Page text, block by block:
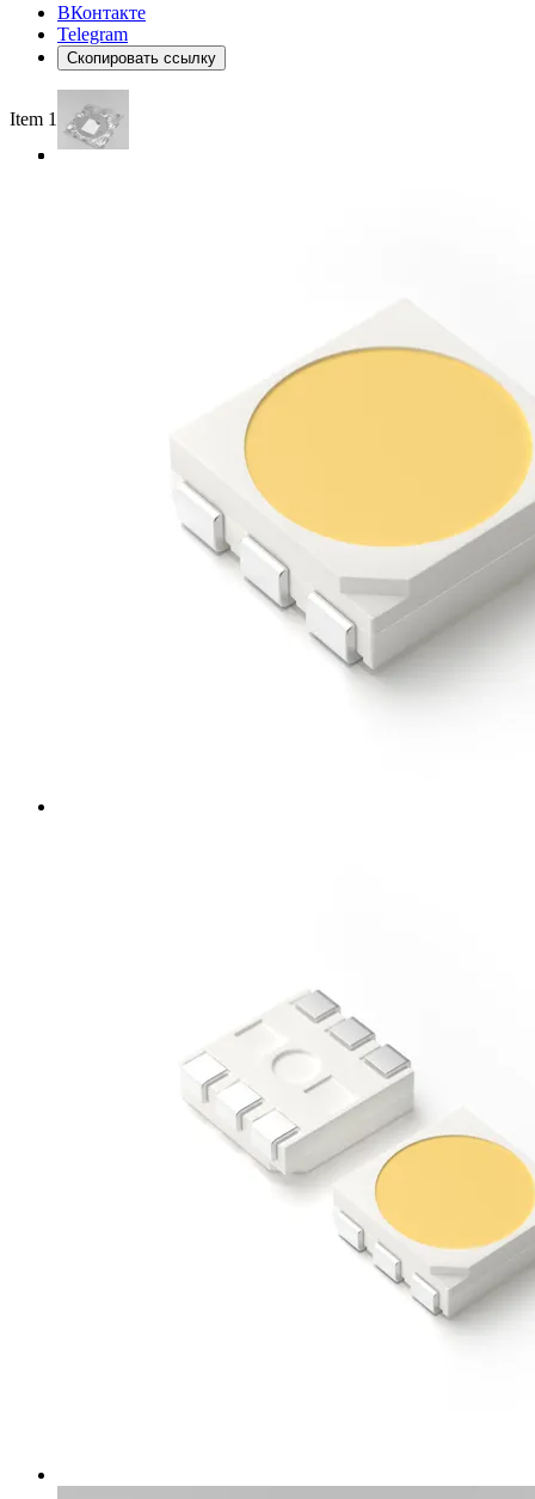
ВКонтакте
Telegram
Скопировать ссылку
Item 1 of 3